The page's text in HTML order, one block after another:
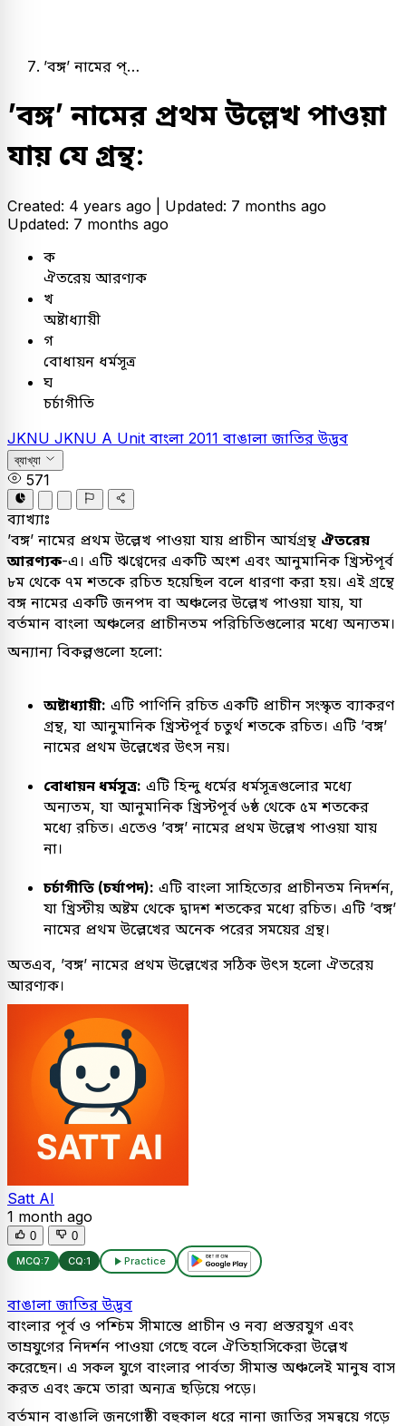
’বঙ্গ’ নামের প্…
’বঙ্গ’ নামের প্রথম উল্লেখ পাওয়া
যায় যে গ্রন্থ:
Created: 4 years ago | Updated: 7 months ago
Updated: 7 months ago
ক
ঐতরেয় আরণ্যক
খ
অষ্টাধ্যায়ী
গ
বোধায়ন ধর্মসূত্র
ঘ
চর্চাগীতি
JKNU JKNU A Unit বাংলা 2011 বাঙালা জাতির উদ্ভব
ব্যাখ্যা
571
ব্যাখ্যাঃ
’বঙ্গ’ নামের প্রথম উল্লেখ পাওয়া যায় প্রাচীন আর্যগ্রন্থ ঐতরেয়
আরণ্যক-এ। এটি ঋগ্বেদের একটি অংশ এবং আনুমানিক খ্রিস্টপূর্ব
৮ম থেকে ৭ম শতকে রচিত হয়েছিল বলে ধারণা করা হয়। এই গ্রন্থে
বঙ্গ নামের একটি জনপদ বা অঞ্চলের উল্লেখ পাওয়া যায়, যা
বর্তমান বাংলা অঞ্চলের প্রাচীনতম পরিচিতিগুলোর মধ্যে অন্যতম।
অন্যান্য বিকল্পগুলো হলো:
অষ্টাধ্যায়ী: এটি পাণিনি রচিত একটি প্রাচীন সংস্কৃত ব্যাকরণ
গ্রন্থ, যা আনুমানিক খ্রিস্টপূর্ব চতুর্থ শতকে রচিত। এটি ’বঙ্গ’
নামের প্রথম উল্লেখের উৎস নয়।
বোধায়ন ধর্মসূত্র: এটি হিন্দু ধর্মের ধর্মসূত্রগুলোর মধ্যে
অন্যতম, যা আনুমানিক খ্রিস্টপূর্ব ৬ষ্ঠ থেকে ৫ম শতকের
মধ্যে রচিত। এতেও ’বঙ্গ’ নামের প্রথম উল্লেখ পাওয়া যায়
না।
চর্চাগীতি (চর্যাপদ): এটি বাংলা সাহিত্যের প্রাচীনতম নিদর্শন,
যা খ্রিস্টীয় অষ্টম থেকে দ্বাদশ শতকের মধ্যে রচিত। এটি ’বঙ্গ’
নামের প্রথম উল্লেখের অনেক পরের সময়ের গ্রন্থ।
অতএব, ’বঙ্গ’ নামের প্রথম উল্লেখের সঠিক উৎস হলো ঐতরেয়
আরণ্যক।
Satt AI
1 month ago
0 0
MCQ:7 CQ:1 Practice
বাঙালা জাতির উদ্ভব
বাংলার পূর্ব ও পশ্চিম সীমান্তে প্রাচীন ও নব্য প্রস্তরযুগ এবং
তাম্রযুগের নিদর্শন পাওয়া গেছে বলে ঐতিহাসিকেরা উল্লেখ
করেছেন। এ সকল যুগে বাংলার পার্বত্য সীমান্ত অঞ্চলেই মানুষ বাস
করত এবং ক্রমে তারা অন্যত্র ছড়িয়ে পড়ে।
বর্তমান বাঙালি জনগোষ্ঠী বহুকাল ধরে নানা জাতির সমন্বয়ে গড়ে